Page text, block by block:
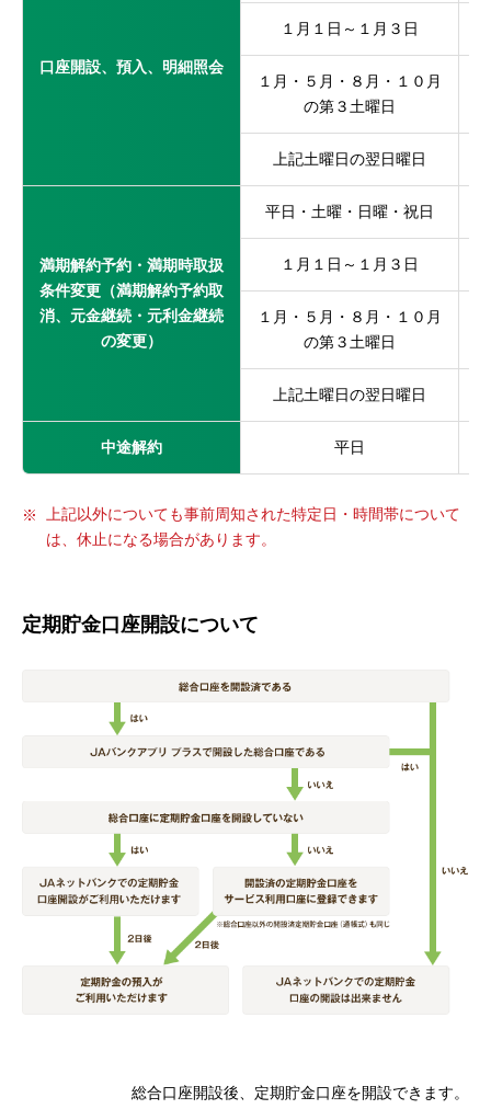
口座開設、預入、明細照会
１月１日～１月３日
１月・５月・８月・１０月
の第３土曜日
上記土曜日の翌日曜日
満期解約予約・満期時取扱
条件変更（満期解約予約取
消、元金継続・元利金継続
の変更）
平日・土曜・日曜・祝日
１月１日～１月３日
１月・５月・８月・１０月
の第３土曜日
上記土曜日の翌日曜日
中途解約 平日
上記以外についても事前周知された特定日・時間帯について
は、休止になる場合があります。
定期貯金口座開設について
総合口座開設後、定期貯金口座を開設できます。